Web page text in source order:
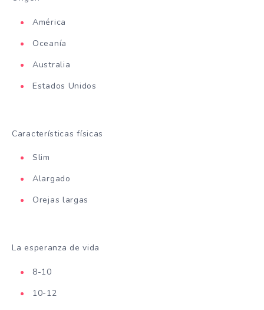
América
Oceanía
Australia
Estados Unidos
Características físicas
Slim
Alargado
Orejas largas
La esperanza de vida
8-10
10-12